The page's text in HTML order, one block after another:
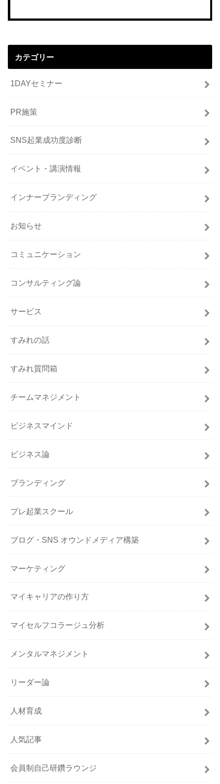
カテゴリー
1DAYセミナー
PR施策
SNS起業成功度診断
イベント・講演情報
インナーブランディング
お知らせ
コミュニケーション
コンサルティング論
サービス
すみれの話
すみれ質問箱
チームマネジメント
ビジネスマインド
ビジネス論
ブランディング
プレ起業スクール
ブログ・SNS オウンドメディア構築
マーケティング
マイキャリアの作り方
マイセルフコラージュ分析
メンタルマネジメント
リーダー論
人材育成
人気記事
会員制自己研鑽ラウンジ